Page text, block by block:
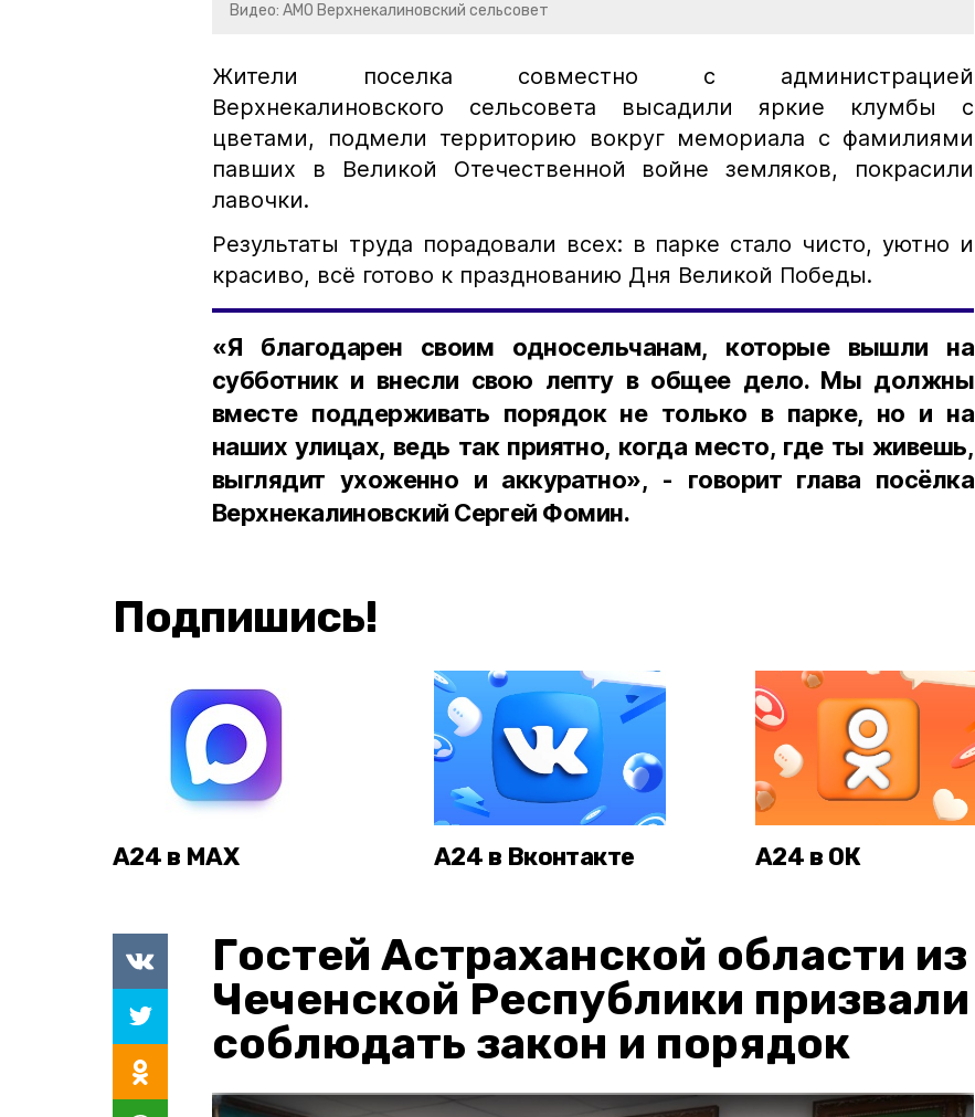
Видео: АМО Верхнекалиновский сельсовет
Жители поселка совместно с администрацией
Верхнекалиновского сельсовета высадили яркие клумбы с
цветами, подмели территорию вокруг мемориала с фамилиями
павших в Великой Отечественной войне земляков, покрасили
лавочки.
Результаты труда порадовали всех: в парке стало чисто, уютно и
красиво, всё готово к празднованию Дня Великой Победы.
«Я благодарен своим односельчанам, которые вышли на
субботник и внесли свою лепту в общее дело. Мы должны
вместе поддерживать порядок не только в парке, но и на
наших улицах, ведь так приятно, когда место, где ты живешь,
выглядит ухоженно и аккуратно», - говорит глава посёлка
Верхнекалиновский Сергей Фомин.
Подпишись!
А24 в MAX А24 в Вконтакте А24 в ОК
Гостей Астраханской области из
Чеченской Республики призвали
соблюдать закон и порядок